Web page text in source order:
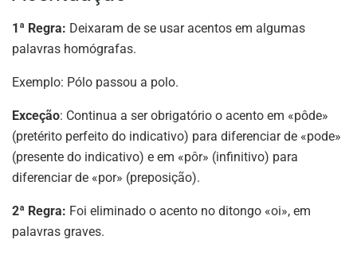
1ª Regra: Deixaram de se usar acentos em algumas
palavras homógrafas.
Exemplo: Pólo passou a polo.
Exceção: Continua a ser obrigatório o acento em «pôde»
(pretérito perfeito do indicativo) para diferenciar de «pode»
(presente do indicativo) e em «pôr» (infinitivo) para
diferenciar de «por» (preposição).
2ª Regra: Foi eliminado o acento no ditongo «oi», em
palavras graves.